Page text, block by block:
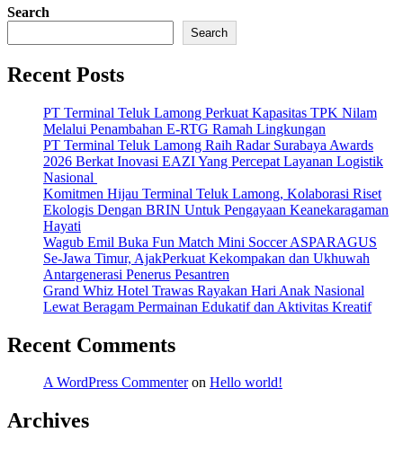
Search
Search
Recent Posts
PT Terminal Teluk Lamong Perkuat Kapasitas TPK Nilam
Melalui Penambahan E-RTG Ramah Lingkungan
PT Terminal Teluk Lamong Raih Radar Surabaya Awards
2026 Berkat Inovasi EAZI Yang Percepat Layanan Logistik
Nasional
Komitmen Hijau Terminal Teluk Lamong, Kolaborasi Riset
Ekologis Dengan BRIN Untuk Pengayaan Keanekaragaman
Hayati
Wagub Emil Buka Fun Match Mini Soccer ASPARAGUS
Se-Jawa Timur, AjakPerkuat Kekompakan dan Ukhuwah
Antargenerasi Penerus Pesantren
Grand Whiz Hotel Trawas Rayakan Hari Anak Nasional
Lewat Beragam Permainan Edukatif dan Aktivitas Kreatif
Recent Comments
A WordPress Commenteron Hello world!
Archives